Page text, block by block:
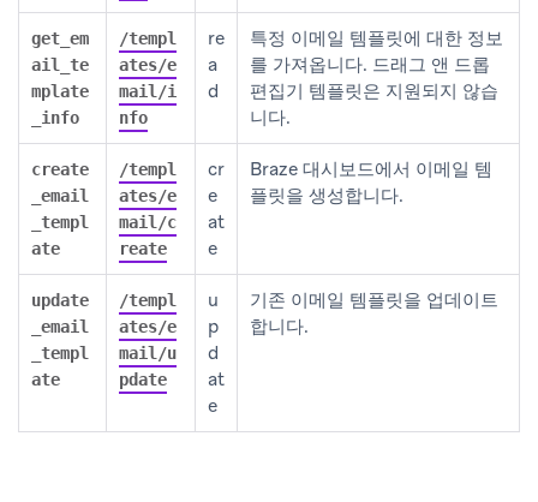
get_em
ail_te
mplate
_info
/templ
ates/e
mail/i
nfo
re
a
d
특정 이메일 템플릿에 대한 정보
를 가져옵니다. 드래그 앤 드롭
편집기 템플릿은 지원되지 않습
니다.
create
_email
_templ
ate
/templ
ates/e
mail/c
reate
cr
e
at
e
Braze 대시보드에서 이메일 템
플릿을 생성합니다.
update
_email
_templ
ate
/templ
ates/e
mail/u
pdate
u
p
d
at
e
기존 이메일 템플릿을 업데이트
합니다.